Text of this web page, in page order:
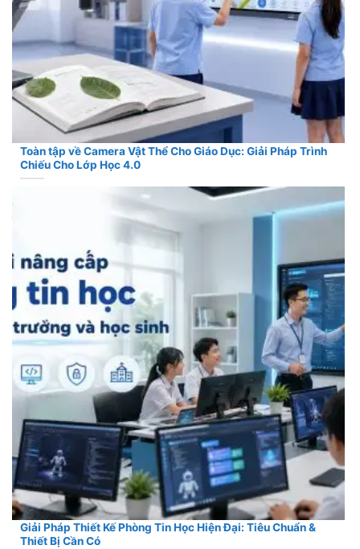
Toàn tập về Camera Vật Thể Cho Giáo Dục: Giải Pháp Trình
Chiếu Cho Lớp Học 4.0
Giải Pháp Thiết Kế Phòng Tin Học Hiện Đại: Tiêu Chuẩn &
Thiết Bị Cần Có